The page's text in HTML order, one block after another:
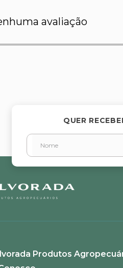
Título
Endereço de email
Escreva uma avaliação
ENVIAR AVALIAÇÃO
avaliação
QUER
Produtos